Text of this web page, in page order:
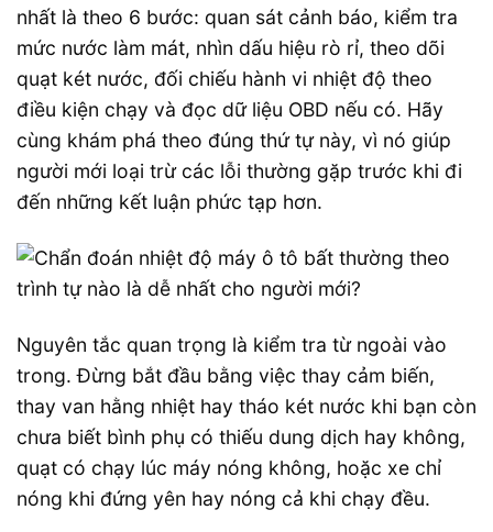
nhất là theo 6 bước: quan sát cảnh báo, kiểm tra
mức nước làm mát, nhìn dấu hiệu rò rỉ, theo dõi
quạt két nước, đối chiếu hành vi nhiệt độ theo
điều kiện chạy và đọc dữ liệu OBD nếu có. Hãy
cùng khám phá theo đúng thứ tự này, vì nó giúp
người mới loại trừ các lỗi thường gặp trước khi đi
đến những kết luận phức tạp hơn.
Nguyên tắc quan trọng là kiểm tra từ ngoài vào
trong. Đừng bắt đầu bằng việc thay cảm biến,
thay van hằng nhiệt hay tháo két nước khi bạn còn
chưa biết bình phụ có thiếu dung dịch hay không,
quạt có chạy lúc máy nóng không, hoặc xe chỉ
nóng khi đứng yên hay nóng cả khi chạy đều.